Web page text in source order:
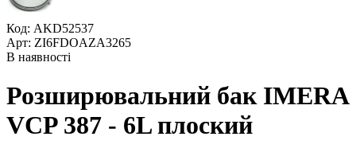
Код: AKD52537
Арт: ZI6FDOAZA3265
В наявності
Розширювальний бак IMERA
VCP 387 - 6L плоский